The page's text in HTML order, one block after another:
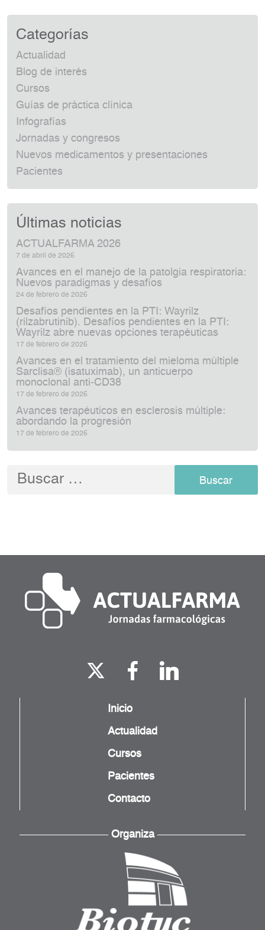
entradas
Categorías
Actualidad
Blog de interés
Cursos
Guías de práctica clínica
Infografías
Jornadas y congresos
Nuevos medicamentos y presentaciones
Pacientes
Últimas noticias
ACTUALFARMA 2026
7 de abril de 2026
Avances en el manejo de la patolgia respiratoria:
Nuevos paradigmas y desafíos
24 de febrero de 2026
Desafíos pendientes en la PTI: Wayrilz
(rilzabrutinib). Desafíos pendientes en la PTI:
Wayrilz abre nuevas opciones terapéuticas
17 de febrero de 2026
Avances en el tratamiento del mieloma múltiple
Sarclisa® (isatuximab), un anticuerpo
monoclonal anti‑CD38
17 de febrero de 2026
Avances terapéuticos en esclerosis múltiple:
abordando la progresión
17 de febrero de 2026
Buscar:
Inicio
Actualidad
Cursos
Pacientes
Contacto
Organiza